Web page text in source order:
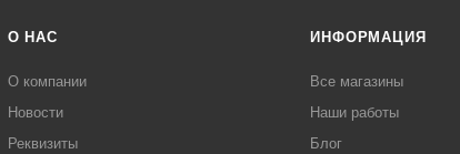
О НАС
О компании
Новости
Реквизиты
ИНФОРМАЦИЯ
Все магазины
Наши работы
Блог